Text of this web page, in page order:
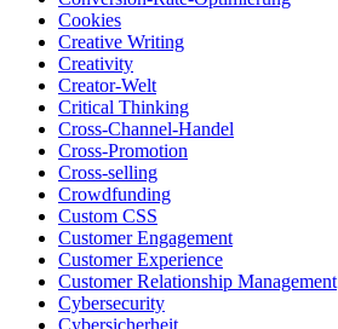
Cookies
Creative Writing
Creativity
Creator-Welt
Critical Thinking
Cross-Channel-Handel
Cross-Promotion
Cross-selling
Crowdfunding
Custom CSS
Customer Engagement
Customer Experience
Customer Relationship Management
Cybersecurity